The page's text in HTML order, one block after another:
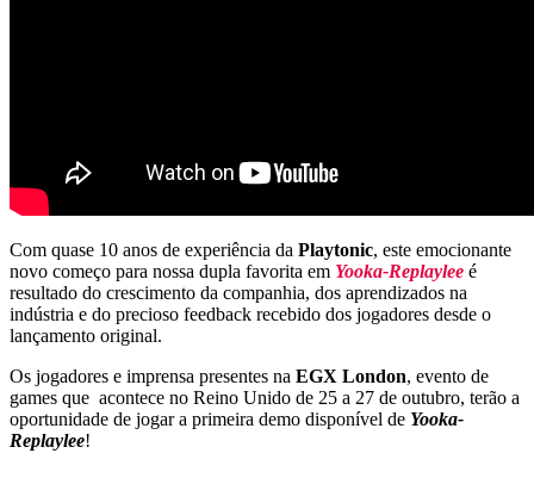
Com quase 10 anos de experiência da Playtonic, este emocionante
novo começo para nossa dupla favorita em Yooka-Replaylee é
resultado do crescimento da companhia, dos aprendizados na
indústria e do precioso feedback recebido dos jogadores desde o
lançamento original.
Os jogadores e imprensa presentes na EGX London, evento de
games que acontece no Reino Unido de 25 a 27 de outubro, terão a
oportunidade de jogar a primeira demo disponível de Yooka-
Replaylee!